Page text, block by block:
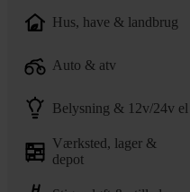
hus, have & landbrug
auto & atv
belysning & 12v/24v el
værksted, lager &
depot